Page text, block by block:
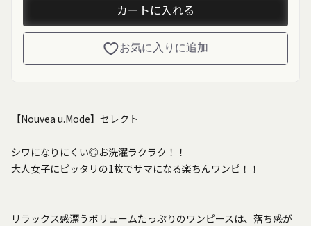
カートに入れる
お気に入りに追加
【Nouvea u.Mode】セレクト
シワになりにくい◎お洗濯ラクラク！！
大人女子にピッタリの1枚でサマになる楽ちんワンピ！！
リラックス感漂うボリュームたっぷりのワンピースは、落ち感が